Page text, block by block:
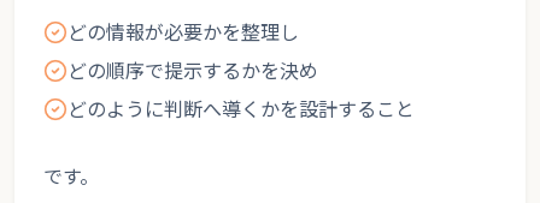
どの情報が必要かを整理し
どの順序で提示するかを決め
どのように判断へ導くかを設計すること
です。